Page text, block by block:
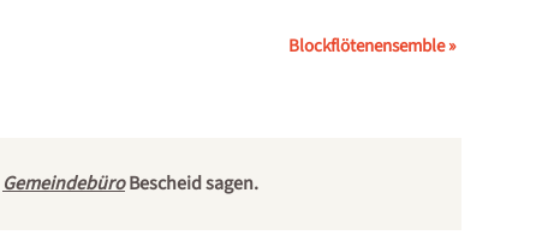
Blockflötenensemble»
GemeindebüroBescheid sagen.